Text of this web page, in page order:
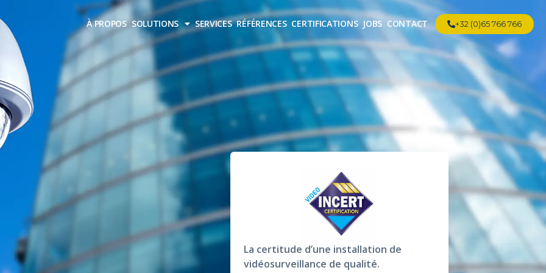
À PROPOS SOLUTIONS SERVICES RÉFÉRENCES CERTIFICATIONS JOBS CONTACT +32 (0)65 766 766
La certitude d’une installation de
vidéosurveillance de qualité.